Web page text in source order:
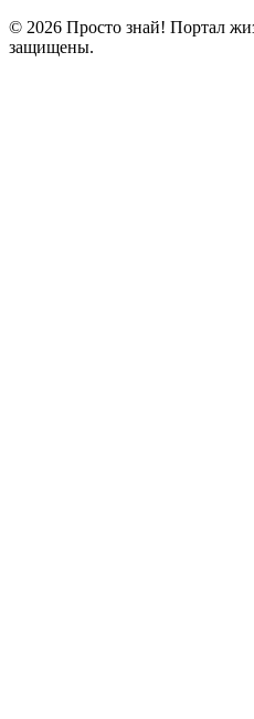
© 2026 Просто знай! Портал
защищены.